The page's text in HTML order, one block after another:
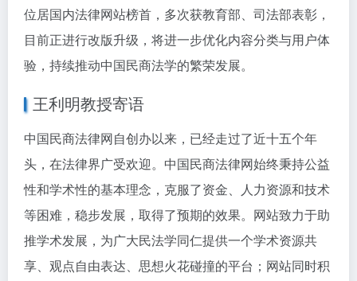
位居国内法律网站榜首，多次获教育部、司法部表彰，
目前正进行改版升级，将进一步优化内容分类与用户体
验，持续推动中国民商法学的繁荣发展。
王利明教授寄语
中国民商法律网自创办以来，已经走过了近十五个年
头，在法律界广受欢迎。中国民商法律网始终秉持公益
性和学术性的基本理念，克服了资金、人力资源和技术
等困难，稳步发展，取得了预期的效果。网站致力于助
推学术发展，为广大民法学同仁提供一个学术资源共
享、观点自由表达、思想火花碰撞的平台；网站同时积